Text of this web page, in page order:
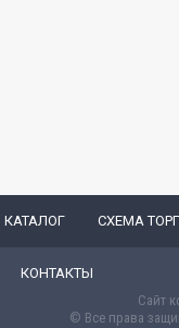
КАТАЛОГ СХЕМА
КОНТАКТЫ
Сайт
© Все права